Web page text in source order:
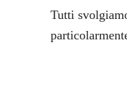
Tutti